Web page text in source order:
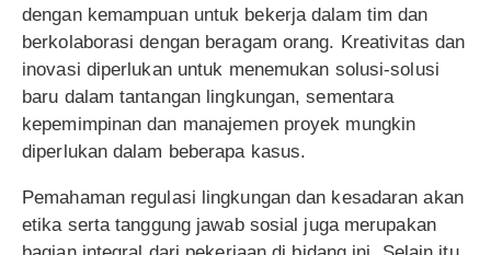
dengan kemampuan untuk bekerja dalam tim dan
berkolaborasi dengan beragam orang. Kreativitas dan
inovasi diperlukan untuk menemukan solusi-solusi
baru dalam tantangan lingkungan, sementara
kepemimpinan dan manajemen proyek mungkin
diperlukan dalam beberapa kasus.
Pemahaman regulasi lingkungan dan kesadaran akan
etika serta tanggung jawab sosial juga merupakan